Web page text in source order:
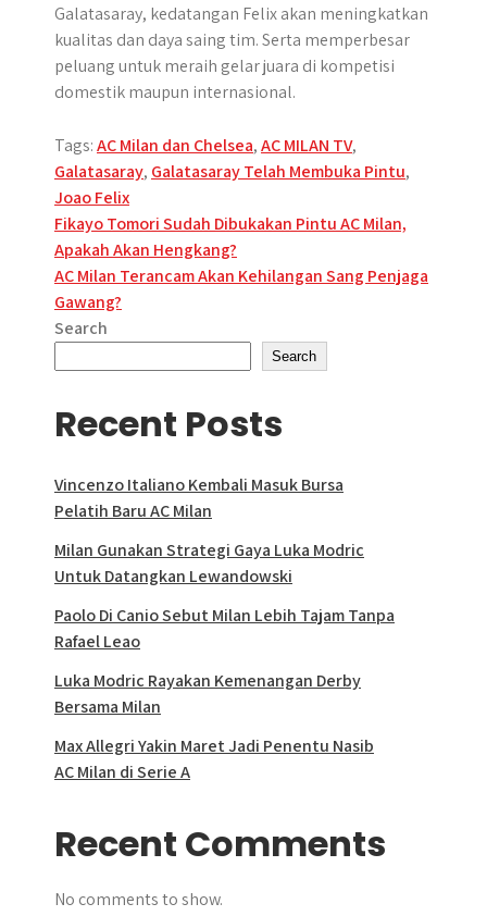
Galatasaray, kedatangan Felix akan meningkatkan
kualitas dan daya saing tim. Serta memperbesar
peluang untuk meraih gelar juara di kompetisi
domestik maupun internasional.
Tags:AC Milan dan Chelsea,AC MILAN TV,
Galatasaray, Galatasaray Telah Membuka Pintu,
Joao Felix
Post
navigation
Fikayo Tomori Sudah Dibukakan Pintu AC Milan,
Apakah Akan Hengkang?
AC Milan Terancam Akan Kehilangan Sang Penjaga
Gawang?
Search
Search
Recent Posts
Vincenzo Italiano Kembali Masuk Bursa
Pelatih Baru AC Milan
Milan Gunakan Strategi Gaya Luka Modric
Untuk Datangkan Lewandowski
Paolo Di Canio Sebut Milan Lebih Tajam Tanpa
Rafael Leao
Luka Modric Rayakan Kemenangan Derby
Bersama Milan
Max Allegri Yakin Maret Jadi Penentu Nasib
AC Milan di Serie A
Recent Comments
No comments to show.